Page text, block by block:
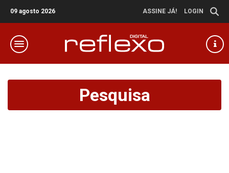
09 agosto 2026 ASSINE JÁ! LOGIN
Pesquisa